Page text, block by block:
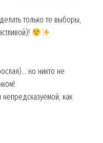
только те выборы,
но никто не
непредсказуемой, как